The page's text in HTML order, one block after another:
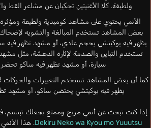
ولطيفة. كلا الأغنيتين تحكيان عن مشاعر القط
الأنمي يحتوي على مشاهد كوميدية ولطيفة ومؤثرة،
بعض المشاهد تستخدم المبالغة والتشويه
يظهر فيه يوكيتشي بحجم عادي، أو مشهد تظهر
تستخدم التباين والصدمة لإثارة الدهشة، مثل
سيارة، أو مشهد تظهر فيه ساكو
كما أن بعض المشاهد تستخدم التعبيرات والحركات
يظهر فيه يوكيتشي يحتضن ساكو، أو مشهد
إذا كنت تبحث عن أنمي مريح وممتع يجعلك تبتسم،
Dekiru Neko wa Kyou mo Yuuutsu. هذا